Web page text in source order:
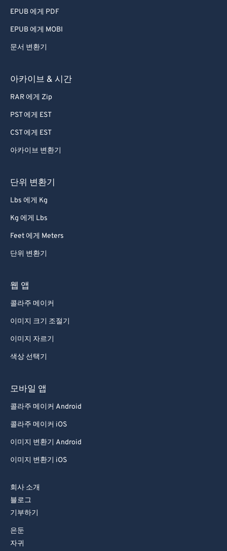
EPUB 에게 PDF
EPUB 에게 MOBI
문서 변환기
아카이브 & 시간
RAR 에게 Zip
PST 에게 EST
CST 에게 EST
아카이브 변환기
단위 변환기
Lbs 에게 Kg
Kg 에게 Lbs
Feet 에게 Meters
단위 변환기
웹 앱
콜라주 메이커
이미지 크기 조절기
이미지 자르기
색상 선택기
모바일 앱
콜라주 메이커 Android
콜라주 메이커 iOS
이미지 변환기 Android
이미지 변환기 iOS
회사 소개
블로그
기부하기
은둔
자귀